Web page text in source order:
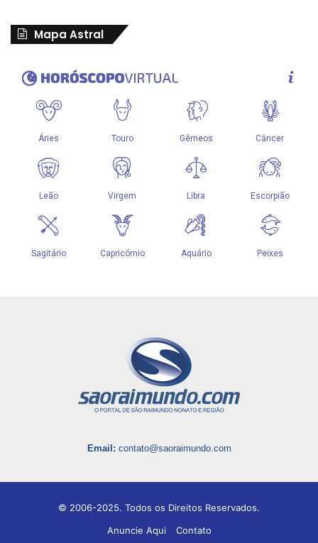
Mapa Astral
Email: contato@saoraimundo.com
© 2006-2025. Todos os Direitos Reservados.
Anuncie Aqui
Contato